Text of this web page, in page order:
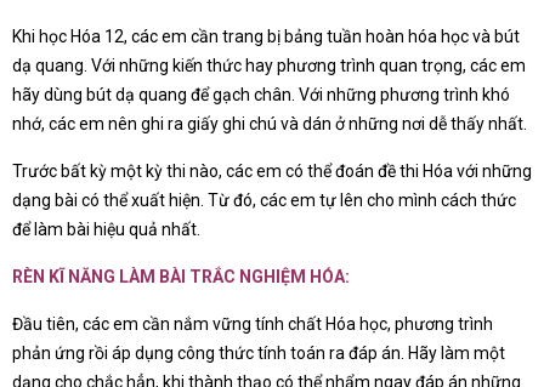
Khi học Hóa 12, các em cần trang bị bảng tuần hoàn hóa học và bút
dạ quang. Với những kiến thức hay phương trình quan trọng, các em
hãy dùng bút dạ quang để gạch chân. Với những phương trình khó
nhớ, các em nên ghi ra giấy ghi chú và dán ở những nơi dễ thấy nhất.
Trước bất kỳ một kỳ thi nào, các em có thể đoán đề thi Hóa với những
dạng bài có thể xuất hiện. Từ đó, các em tự lên cho mình cách thức
để làm bài hiệu quả nhất.
RÈN KĨ NĂNG LÀM BÀI TRẮC NGHIỆM HÓA:
Đầu tiên, các em cần nắm vững tính chất Hóa học, phương trình
phản ứng rồi áp dụng công thức tính toán ra đáp án. Hãy làm một
dạng cho chắc hẳn, khi thành thạo có thể nhẩm ngay đáp án những